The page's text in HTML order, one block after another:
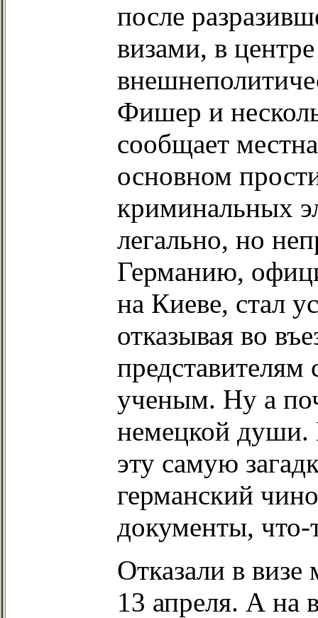
после
визами, в центре
Фишер и
сообщает
основном
криминальных
легально, но
Германию,
на Киеве, стал
отказывая во
ученым. Ну а
немецкой души.
эту самую
германский
документы, что-
Отказали в
13 апреля. А на